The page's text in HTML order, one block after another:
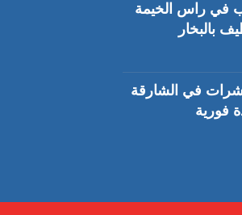
في راس الخيمة
في الشارقة